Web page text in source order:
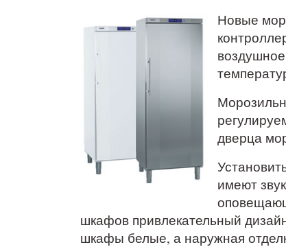
Новые
дверца
имеют
шкафов привлекательный
шкафы белые, а наружная